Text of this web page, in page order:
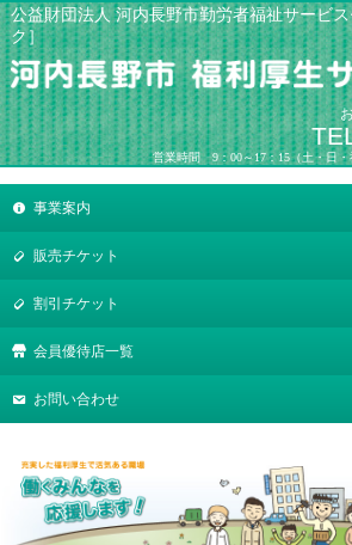
公益財団法人 河内長野市勤労者福祉サービ
ク］
営業時間 9：00～17：15（土・日・
事業案内
販売チケット
割引チケット
会員優待店一覧
お問い合わせ